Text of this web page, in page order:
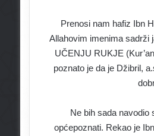
Prenosi nam hafiz Ibn
Allahovim imenima sadrži
UČENJU RUKJE
poznato je da je Džibril,
Ne bih sada navodio
općepoznati. Rekao je